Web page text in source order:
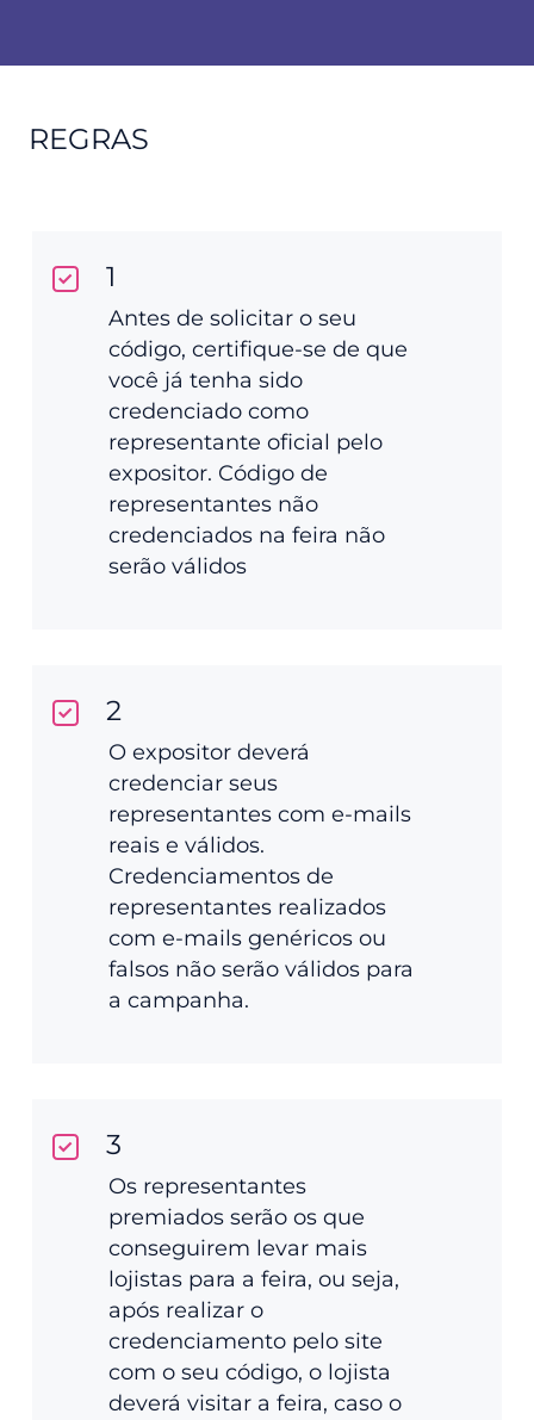
REGRAS
1
Antes de solicitar o seu
código, certifique-se de que
você já tenha sido
credenciado como
representante oficial pelo
expositor. Código de
representantes não
credenciados na feira não
serão válidos
2
O expositor deverá
credenciar seus
representantes com e-mails
reais e válidos.
Credenciamentos de
representantes realizados
com e-mails genéricos ou
falsos não serão válidos para
a campanha.
3
Os representantes
premiados serão os que
conseguirem levar mais
lojistas para a feira, ou seja,
após realizar o
credenciamento pelo site
com o seu código, o lojista
deverá visitar a feira, caso o